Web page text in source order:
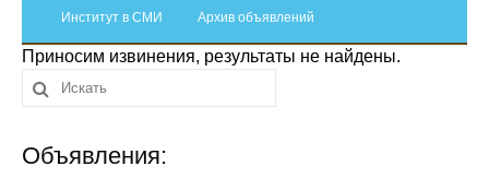
Отчетность
Противодействие коррупции
Материалы для СМИ
Институт в СМИ Архив объявлений
Приносим извинения, результаты не найдены.
Объявления: